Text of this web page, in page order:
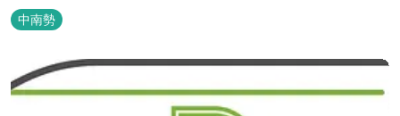
行うアニコムグループが運営します。また、本施設では、飼い主様
と一緒にVISONへ訪れたペットを一時的にお預かりするペットホテ
中南勢